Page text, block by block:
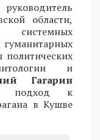
области,
гуманитарных
политических
и
Гагарин
подход к
в Кушве